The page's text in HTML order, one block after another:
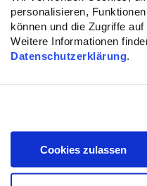
personalisieren,
können und die Zugriffe
Weitere Informationen
Datenschutzerklärung.
Cookies zulassen
antimuslimischen
und Betroffene zu
Beauftragte der
Die Aktionswochen
Rassismus:Die